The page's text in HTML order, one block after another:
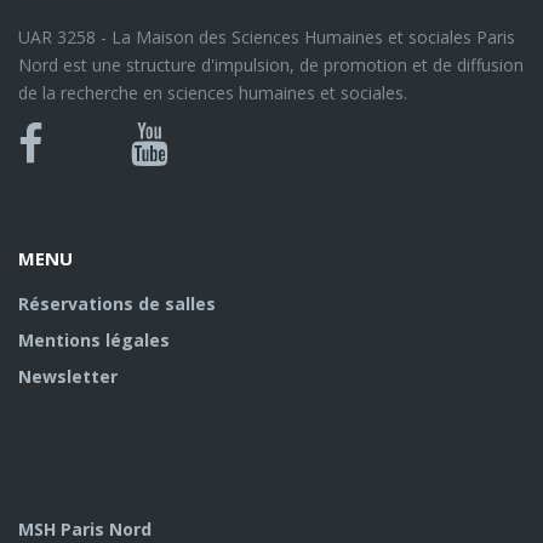
UAR 3258 - La Maison des Sciences Humaines et sociales Paris
Nord est une structure d'impulsion, de promotion et de diffusion
de la recherche en sciences humaines et sociales.
Bluesky
Canal
MENU
Réservations de salles
Mentions légales
Newsletter
MSH Paris Nord